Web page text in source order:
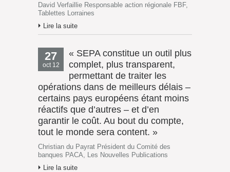
David Verfaillie Responsable action régionale FBF,
Tablettes Lorraines
Lire la suite
27
oct 12
« SEPA constitue un outil plus
complet, plus transparent,
permettant de traiter les
opérations dans de meilleurs délais –
certains pays européens étant moins
réactifs que d’autres – et d’en
garantir le coût. Au bout du compte,
tout le monde sera content. »
Christian du Payrat Président du Comité des
banques PACA, Les Nouvelles Publications
Lire la suite